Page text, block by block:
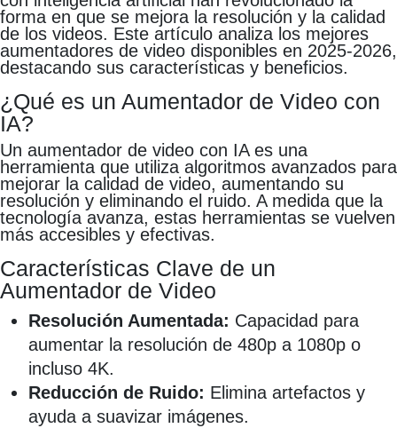
forma en que se mejora la resolución y la calidad
de los videos. Este artículo analiza los mejores
aumentadores de video disponibles en 2025-2026,
destacando sus características y beneficios.
¿Qué es un Aumentador de Video con
IA?
Un aumentador de video con IA es una
herramienta que utiliza algoritmos avanzados para
mejorar la calidad de video, aumentando su
resolución y eliminando el ruido. A medida que la
tecnología avanza, estas herramientas se vuelven
más accesibles y efectivas.
Características Clave de un
Aumentador de Video
Resolución Aumentada: Capacidad para
aumentar la resolución de 480p a 1080p o
incluso 4K.
Reducción de Ruido: Elimina artefactos y
ayuda a suavizar imágenes.